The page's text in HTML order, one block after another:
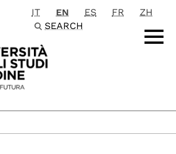
principale
IT EN ES FR
ZH
SEARCH